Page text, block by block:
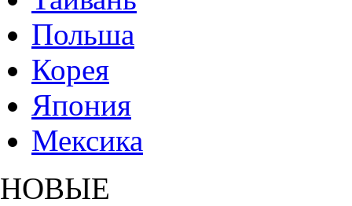
Польша
Корея
Япония
Мексика
НОВЫЕ